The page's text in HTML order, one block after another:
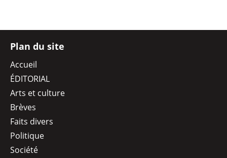
Plan du site
Accueil
ÉDITORIAL
Arts et culture
Brèves
Faits divers
Politique
Société